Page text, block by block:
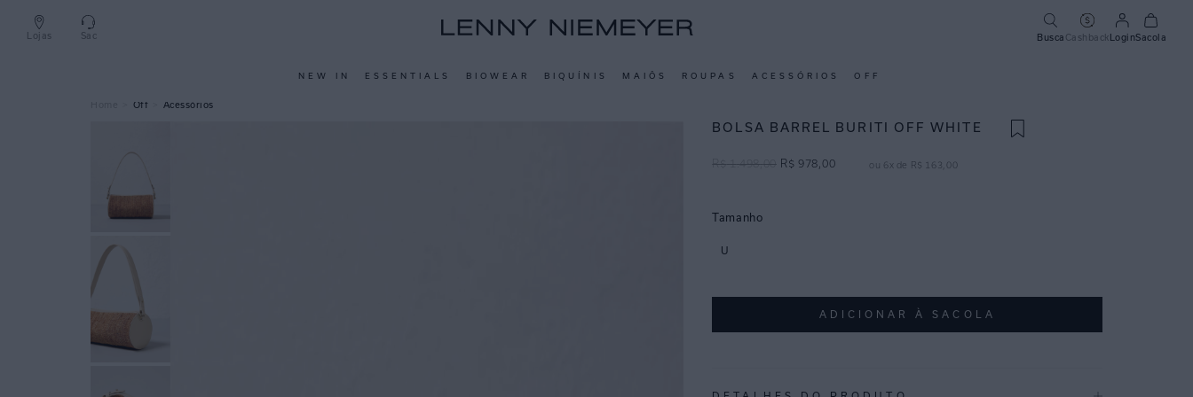
Lojas Sac Busca CashbackLoginSacola
NEW IN ESSENTIALS BIOWEAR BIQUÍNIS MAIÔS ROUPAS ACESSÓRIOS OFF
Off Acessórios
BOLSA BARREL BURITI OFF WHITE
R$ 1.498,00 R$ 978 00 ou 6x de R$ 163 00
Tamanho
U
ADICIONAR À SACOLA